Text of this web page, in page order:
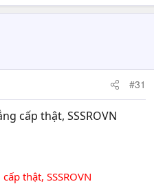
#31
cấp thật, SSSROVN
thật, SSSROVN